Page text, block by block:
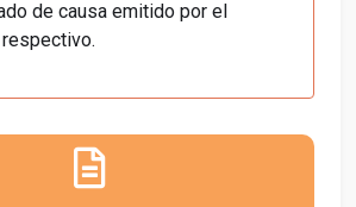
de causa emitido por el